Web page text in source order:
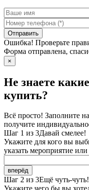
Отправить
Ошибка! Проверьте
Форма отправлена,
×
Не знаете
купить?
Всё просто! Заполните
получите
Шаг 1 из 3Давай смелее!
Укажите для кого вы
указать мероприятие
вперёд
Шаг 2 из 3Ещё чуть-чуть!